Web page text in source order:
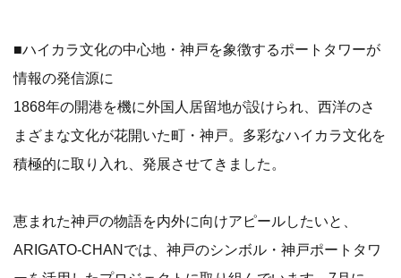
■ハイカラ文化の中心地・神戸を象徴するポートタワーが
情報の発信源に
1868年の開港を機に外国人居留地が設けられ、西洋のさ
まざまな文化が花開いた町・神戸。多彩なハイカラ文化を
積極的に取り入れ、発展させてきました。
恵まれた神戸の物語を内外に向けアピールしたいと、
ARIGATO-CHANでは、神戸のシンボル・神戸ポートタワ